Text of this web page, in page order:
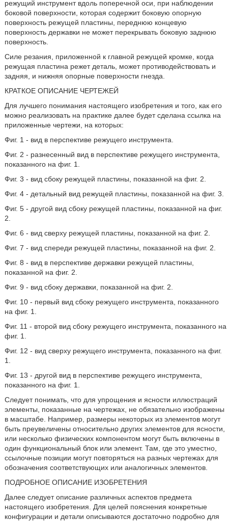
режущий инструмент вдоль поперечной оси, при наблюдении
боковой поверхности, которая содержит боковую опорную
поверхность режущей пластины, переднюю концевую
поверхность державки не может перекрывать боковую заднюю
поверхность.
Силе резания, приложенной к главной режущей кромке, когда
режущая пластина режет деталь, может противодействовать и
задняя, и нижняя опорные поверхности гнезда.
КРАТКОЕ ОПИСАНИЕ ЧЕРТЕЖЕЙ
Для лучшего понимания настоящего изобретения и того, как его
можно реализовать на практике далее будет сделана ссылка на
приложенные чертежи, на которых:
Фиг. 1 - вид в перспективе режущего инструмента.
Фиг. 2 - разнесенный вид в перспективе режущего инструмента,
показанного на фиг. 1.
Фиг. 3 - вид сбоку режущей пластины, показанной на фиг. 2.
Фиг. 4 - детальный вид режущей пластины, показанной на фиг. 3.
Фиг. 5 - другой вид сбоку режущей пластины, показанной на фиг.
2.
Фиг. 6 - вид сверху режущей пластины, показанной на фиг. 2.
Фиг. 7 - вид спереди режущей пластины, показанной на фиг. 2.
Фиг. 8 - вид в перспективе державки режущей пластины,
показанной на фиг. 2.
Фиг. 9 - вид сбоку державки, показанной на фиг. 2.
Фиг. 10 - первый вид сбоку режущего инструмента, показанного
на фиг. 1.
Фиг. 11 - второй вид сбоку режущего инструмента, показанного на
фиг. 1.
Фиг. 12 - вид сверху режущего инструмента, показанного на фиг.
1.
Фиг. 13 - другой вид в перспективе режущего инструмента,
показанного на фиг. 1.
Следует понимать, что для упрощения и ясности иллюстраций
элементы, показанные на чертежах, не обязательно изображены
в масштабе. Например, размеры некоторых из элементов могут
быть преувеличены относительно других элементов для ясности,
или несколько физических компонентом могут быть включены в
один функциональный блок или элемент. Там, где это уместно,
ссылочные позиции могут повторяться на разных чертежах для
обозначения соответствующих или аналогичных элементов.
ПОДРОБНОЕ ОПИСАНИЕ ИЗОБРЕТЕНИЯ
Далее следует описание различных аспектов предмета
настоящего изобретения. Для целей пояснения конкретные
конфигурации и детали описываются достаточно подробно для